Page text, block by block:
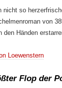
nicht so
von
den Händen
Loewenstern
Flop der